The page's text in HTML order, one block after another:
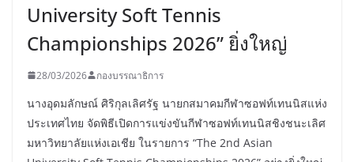
University Soft Tennis
Championships 2026” ยิ่งใหญ่
28/03/2026 กองบรรณาธิการ
นางอุดมลักษณ์ ศิริกุลเลิศรัฐ นายกสมาคมกีฬาซอฟท์เทนนิสแห่ง
ประเทศไทย จัดพิธีเปิดการแข่งขันกีฬาซอฟท์เทนนิสชิงชนะเลิศ
มหาวิทยาลัยแห่งเอเชีย ในรายการ “The 2nd Asian